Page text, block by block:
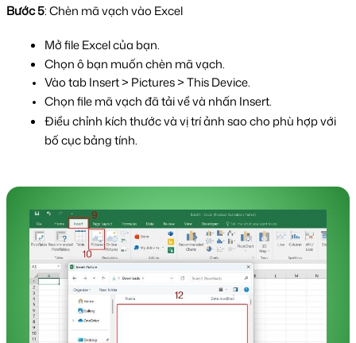
Bước 5: Chèn mã vạch vào Excel
Mở file Excel của bạn.
Chọn ô bạn muốn chèn mã vạch.
Vào tab Insert > Pictures > This Device.
Chọn file mã vạch đã tải về và nhấn Insert.
Điều chỉnh kích thước và vị trí ảnh sao cho phù hợp với
bố cục bảng tính.​